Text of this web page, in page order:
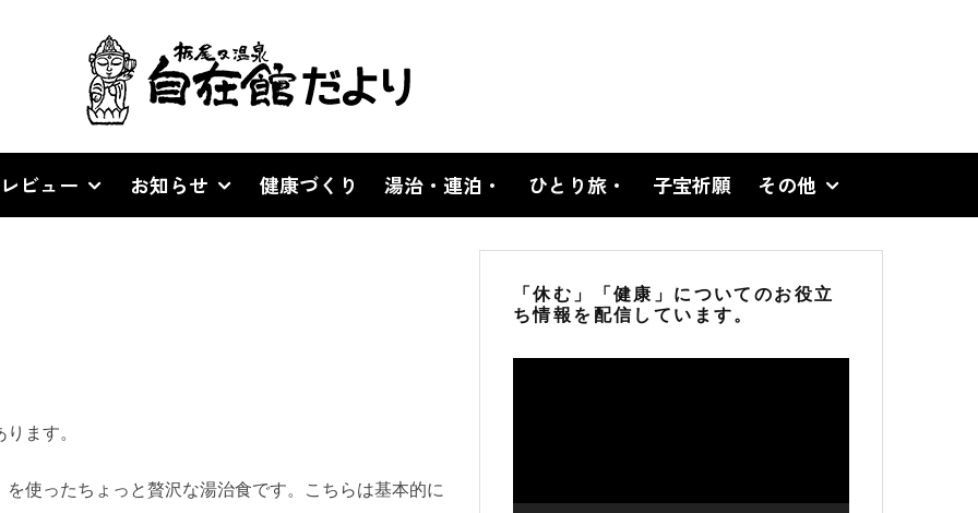
ビュー お知らせ 健康づくり 湯治・連泊・ ひとり旅・ 子宝祈願 その他
ます。
使ったちょっと贅沢な湯治食です。こちらは基本的に
「休む」「健康」についてのお役立
ち情報を配信しています。